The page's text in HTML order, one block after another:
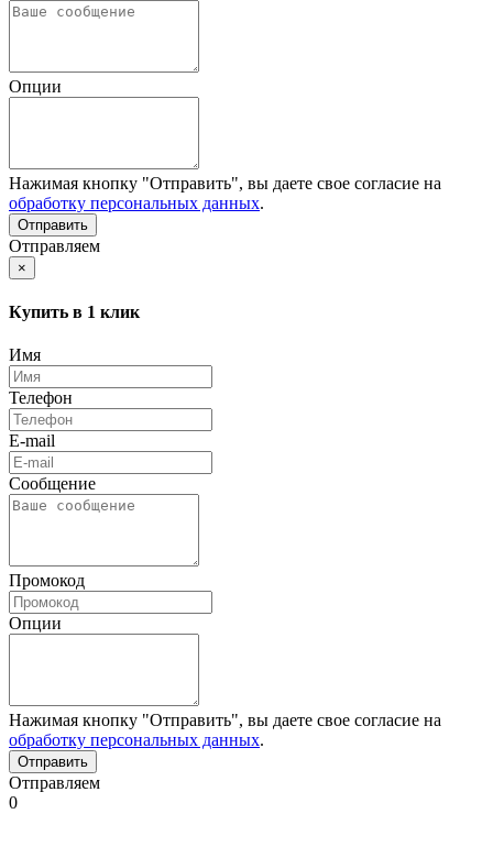
Опции
Нажимая кнопку "Отправить", вы даете свое согласие на
обработку персональных данных.
Отправляем
×
Купить в 1 клик
Имя
Телефон
E-mail
Сообщение
Промокод
Опции
Нажимая кнопку "Отправить", вы даете свое согласие на
обработку персональных данных.
Отправляем
0